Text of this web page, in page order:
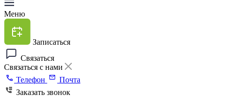
Меню
Записаться
Связаться
Связаться с нами
Телефон
Почта
Заказать звонок